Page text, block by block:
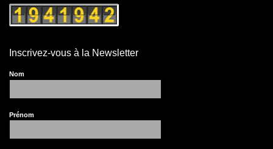
Inscrivez-vous à la Newsletter
Nom
Prénom